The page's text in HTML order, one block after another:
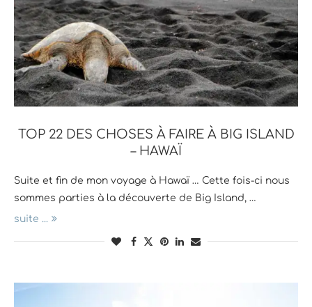
TOP 22 DES CHOSES À FAIRE À BIG ISLAND
– HAWAÏ
Suite et fin de mon voyage à Hawaï … Cette fois-ci nous
sommes parties à la découverte de Big Island, …
suite ...